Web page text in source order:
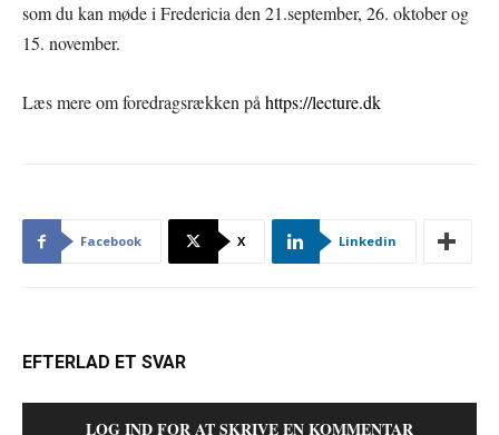
som du kan møde i Fredericia den 21.september, 26. oktober og
15. november.
Læs mere om foredragsrækken påhttps://lecture.dk
Facebook X Linkedin
EFTERLAD ET SVAR
LOG IND FOR AT SKRIVE EN KOMMENTAR